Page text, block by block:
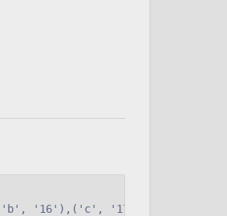
('b', '16'),('c', '17'),('d',